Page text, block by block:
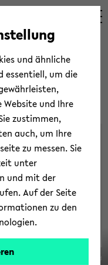
und ähnliche
essentiell, um die
Website und Ihre
zustimmen,
auch, um Ihre
zu messen. Sie
unter
und mit der
Auf der Seite
zu den